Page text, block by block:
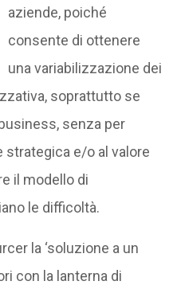
aziende, poiché
consente di ottenere
una variabilizzazione dei
soprattutto se
senza per
strategica e/o al valore
il modello di
le difficoltà.
la ‘soluzione a un
con la lanterna di